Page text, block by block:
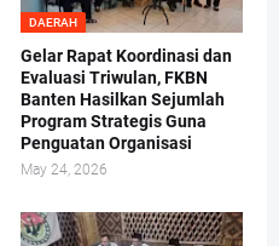
DAERAH
Gelar Rapat Koordinasi dan
Evaluasi Triwulan, FKBN
Banten Hasilkan Sejumlah
Program Strategis Guna
Penguatan Organisasi
May 24, 2026